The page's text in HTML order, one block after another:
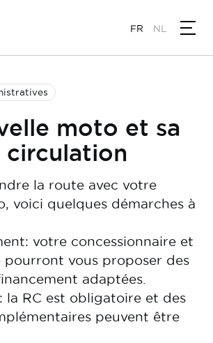
FR NL
moto et sa
circulation
la route avec votre
voici quelques démarches à
votre concessionnaire et
pourront vous proposer des
adaptées.
la RC est obligatoire et des
peuvent être